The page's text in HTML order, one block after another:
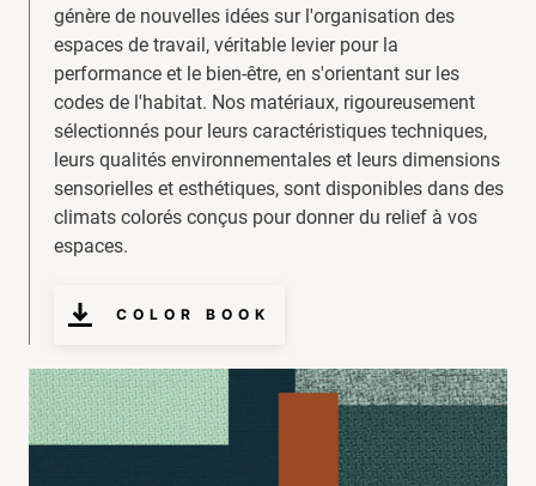
génère de nouvelles idées sur l'organisation des
espaces de travail, véritable levier pour la
performance et le bien-être, en s'orientant sur les
codes de l'habitat. Nos matériaux, rigoureusement
sélectionnés pour leurs caractéristiques techniques,
leurs qualités environnementales et leurs dimensions
sensorielles et esthétiques, sont disponibles dans des
climats colorés conçus pour donner du relief à vos
espaces.
COLOR BOOK